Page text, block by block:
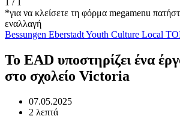
*για να κλείσετε τη φόρμα megamenu
εναλλαγή
Bessungen EberstadtYouth Culture Local
Το EAD υποστηρίζει ένα
στο σχολείο Victoria
07.05.2025
2 λεπτά